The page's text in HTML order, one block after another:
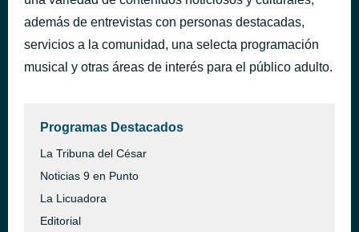
The Brooklyn Sounds
además de entrevistas con personas destacadas,
servicios a la comunidad, una selecta programación
musical y otras áreas de interés para el público adulto.
Programas Destacados
La Tribuna del César
Noticias 9 en Punto
La Licuadora
Editorial